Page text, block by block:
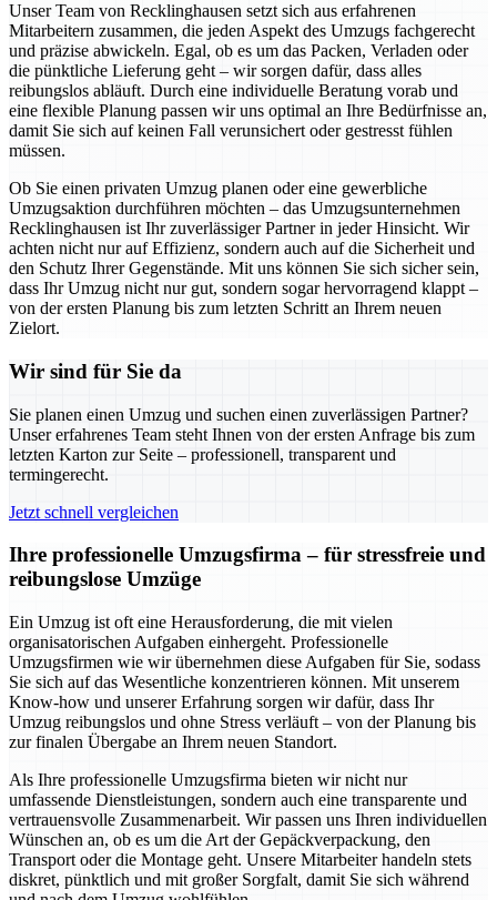
Unser Team von Recklinghausen setzt sich aus erfahrenen
Mitarbeitern zusammen, die jeden Aspekt des Umzugs fachgerecht
und präzise abwickeln. Egal, ob es um das Packen, Verladen oder
die pünktliche Lieferung geht – wir sorgen dafür, dass alles
reibungslos abläuft. Durch eine individuelle Beratung vorab und
eine flexible Planung passen wir uns optimal an Ihre Bedürfnisse an,
damit Sie sich auf keinen Fall verunsichert oder gestresst fühlen
müssen.
Ob Sie einen privaten Umzug planen oder eine gewerbliche
Umzugsaktion durchführen möchten – das Umzugsunternehmen
Recklinghausen ist Ihr zuverlässiger Partner in jeder Hinsicht. Wir
achten nicht nur auf Effizienz, sondern auch auf die Sicherheit und
den Schutz Ihrer Gegenstände. Mit uns können Sie sich sicher sein,
dass Ihr Umzug nicht nur gut, sondern sogar hervorragend klappt –
von der ersten Planung bis zum letzten Schritt an Ihrem neuen
Zielort.
Wir sind für Sie da
Sie planen einen Umzug und suchen einen zuverlässigen Partner?
Unser erfahrenes Team steht Ihnen von der ersten Anfrage bis zum
letzten Karton zur Seite – professionell, transparent und
termingerecht.
Jetzt schnell vergleichen
Ihre professionelle Umzugsfirma – für stressfreie und
reibungslose Umzüge
Ein Umzug ist oft eine Herausforderung, die mit vielen
organisatorischen Aufgaben einhergeht. Professionelle
Umzugsfirmen wie wir übernehmen diese Aufgaben für Sie, sodass
Sie sich auf das Wesentliche konzentrieren können. Mit unserem
Know-how und unserer Erfahrung sorgen wir dafür, dass Ihr
Umzug reibungslos und ohne Stress verläuft – von der Planung bis
zur finalen Übergabe an Ihrem neuen Standort.
Als Ihre professionelle Umzugsfirma bieten wir nicht nur
umfassende Dienstleistungen, sondern auch eine transparente und
vertrauensvolle Zusammenarbeit. Wir passen uns Ihren individuellen
Wünschen an, ob es um die Art der Gepäckverpackung, den
Transport oder die Montage geht. Unsere Mitarbeiter handeln stets
diskret, pünktlich und mit großer Sorgfalt, damit Sie sich während